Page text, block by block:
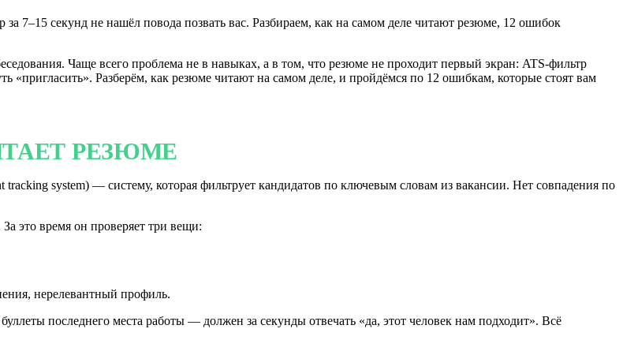
7–15 секунд не нашёл повода позвать вас. Разбираем, как на самом деле читают резюме, 12 ошибок
Чаще всего проблема не в навыках, а в том, что резюме не проходит первый экран: ATS-фильтр
«пригласить». Разберём, как резюме читают на самом деле, и пройдёмся по 12 ошибкам, которые стоят вам
РЕЗЮМЕ
system) — систему, которая фильтрует кандидатов по ключевым словам из вакансии. Нет совпадения по
За это время он проверяет три вещи:
нерелевантный профиль.
последнего места работы — должен за секунды отвечать «да, этот человек нам подходит». Всё